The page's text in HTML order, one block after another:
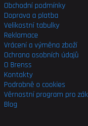
Obchodní podmínky
Doprava a platba
Velikostní tabulky
Reklamace
Vrácení a výměna zboží
Ochrana osobních údajů
O Brenss
Kontakty
Podrobně o cookies
Věrnostní program pro
Blog